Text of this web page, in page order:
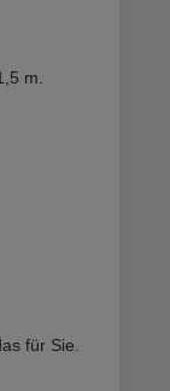
m.
für Sie.